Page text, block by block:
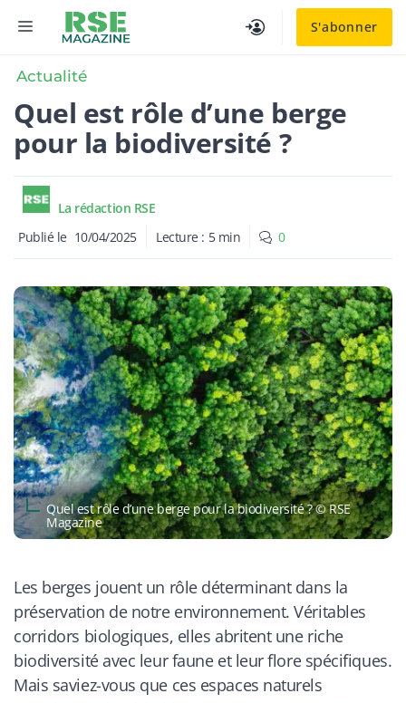
S'abonner
MENU
Actualité
Quel est rôle d’une berge
pour la biodiversité ?
La rédaction RSE
Publié le 10/04/2025 Lecture : 5 min 0
Quel est rôle d’une berge pour la biodiversité ? © RSE
Magazine
Les berges jouent un rôle déterminant dans la
préservation de notre environnement. Véritables
corridors biologiques, elles abritent une riche
biodiversité avec leur faune et leur flore spécifiques.
Mais saviez-vous que ces espaces naturels